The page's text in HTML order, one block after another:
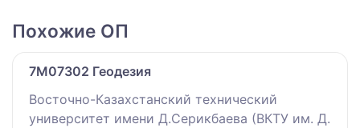
Похожие ОП
7M07302 Геодезия
Восточно-Казахстанский технический
университет имени Д.Серикбаева (ВКТУ им. Д.